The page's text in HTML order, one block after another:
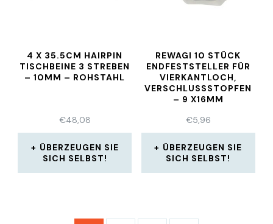
4 X 35.5CM HAIRPIN
TISCHBEINE 3 STREBEN
– 10MM – ROHSTAHL
€48,08
ÜBERZEUGEN SIE
SICH SELBST!
REWAGI 10 STÜCK
ENDFESTSTELLER FÜR
VIERKANTLOCH,
VERSCHLUSSSTOPFEN –
9 X16MM
€5,96
ÜBERZEUGEN SIE
SICH SELBST!